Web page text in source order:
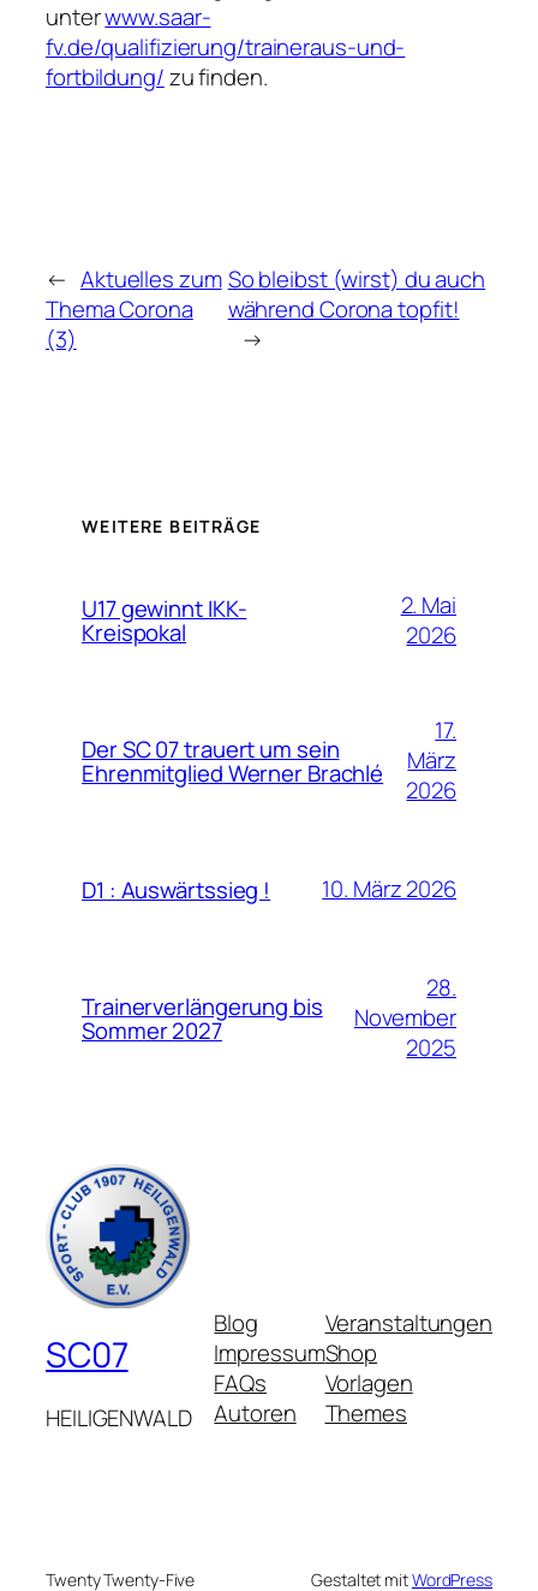
unterwww.saar-
fv.de/qualifizierung/traineraus-und-
fortbildung/zu finden.
← Aktuelles zum
Thema Corona
(3)
So bleibst (wirst) du auch
während Corona topfit!
→
WEITERE BEITRÄGE
U17 gewinnt IKK-
Kreispokal
2. Mai
2026
Der SC 07 trauert um sein
Ehrenmitglied Werner Brachlé
17.
März
2026
D1 : Auswärtssieg ! 10. März 2026
Trainerverlängerung bis
Sommer 2027
28.
November
2025
SC07
HEILIGENWALD
Blog
Impressum
FAQs
Autoren
Veranstaltungen
Shop
Vorlagen
Themes
Twenty Twenty-Five Gestaltet mitWordPress